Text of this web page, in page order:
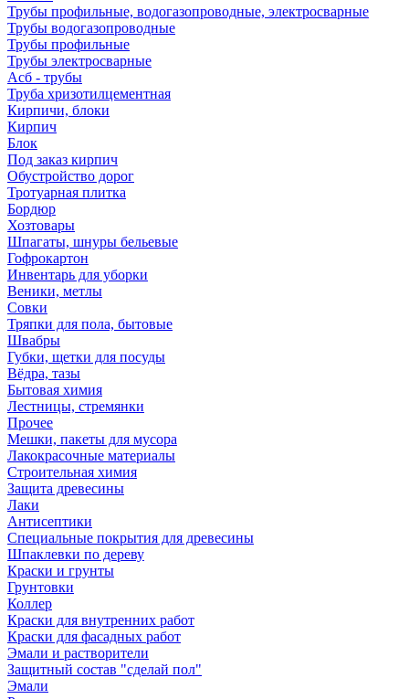
Трубы профильные, водогазопроводные, электросварные
Трубы водогазопроводные
Трубы профильные
Трубы электросварные
Асб - трубы
Труба хризотилцементная
Кирпичи, блоки
Кирпич
Блок
Под заказ кирпич
Обустройство дорог
Тротуарная плитка
Бордюр
Хозтовары
Шпагаты, шнуры бельевые
Гофрокартон
Инвентарь для уборки
Веники, метлы
Совки
Тряпки для пола, бытовые
Швабры
Губки, щетки для посуды
Вёдра, тазы
Бытовая химия
Лестницы, стремянки
Прочее
Мешки, пакеты для мусора
Лакокрасочные материалы
Строительная химия
Защита древесины
Лаки
Антисептики
Специальные покрытия для древесины
Шпаклевки по дереву
Краски и грунты
Грунтовки
Коллер
Краски для внутренних работ
Краски для фасадных работ
Эмали и растворители
Защитный состав "сделай пол"
Эмали